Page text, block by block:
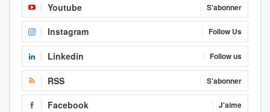
Youtube S'abonner
Instagram Follow Us
Linkedin Follow us
RSS S'abonner
Facebook J'aime